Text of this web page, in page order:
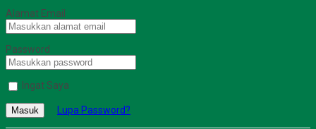
Alamat Email
Password
Ingat Saya
Masuk Lupa Password?